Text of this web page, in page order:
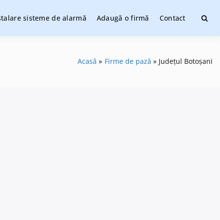
sisteme de alarmă Adaugă o firmă Contact
Acasă Firme de pază Județul Botoșani